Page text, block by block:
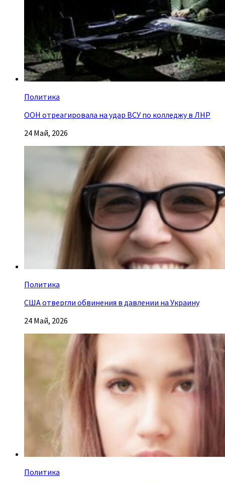
Политика
ООН отреагировала на удар ВСУ по колледжу в ЛНР
24 Май, 2026
Политика
США отвергли обвинения в давлении на Украину
24 Май, 2026
Политика